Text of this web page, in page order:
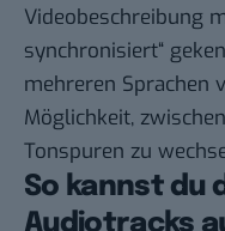
Videobeschreibung
synchronisiert“
mehreren Sprachen
Möglichkeit,
Tonspuren zu
So kannst du
Audiotracks